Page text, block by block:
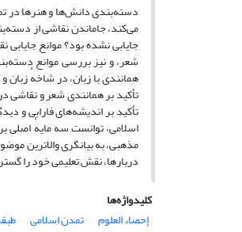
دسته‌بندی دانش‌ها و هنرها در
می‌کند، جاماندن نقاشی از
جایابی نشده بود؟ موانع
شعر، و نیز بررسی موانع
همانندی با زبان، در شاخهٔ زبان
تأکید بر همانندی شعر و نقاشی
تأکید بر اندیشه‌های فارابی و
اسلامی، توانست سه مایهٔ
مذهبی، به بیانگری والاترین
دربارها، نقش تعلیمی خود را
کلیدواژه‌ها
إحصاء العلوم
تمدن اسلامی